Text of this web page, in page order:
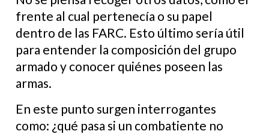
frente al cual pertenecía o su papel
dentro de las FARC. Esto último sería útil
para entender la composición del grupo
armado y conocer quiénes poseen las
armas.
En este punto surgen interrogantes
como: ¿qué pasa si un combatiente no